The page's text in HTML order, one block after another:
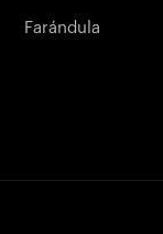
Farándula